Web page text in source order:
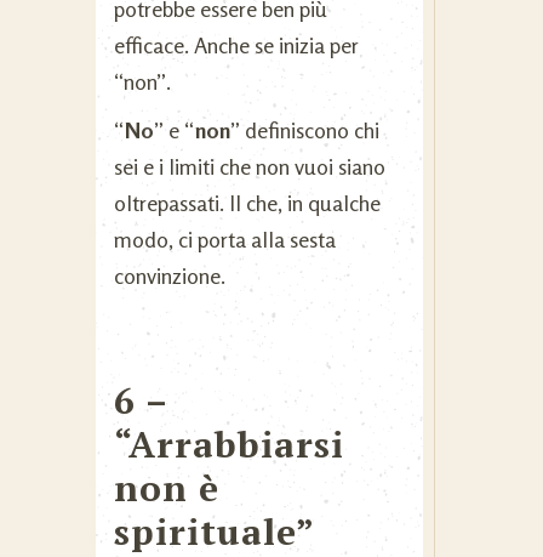
potrebbe essere ben più
efficace. Anche se inizia per
“non”.
“No” e “non” definiscono chi
sei e i limiti che non vuoi siano
oltrepassati. Il che, in qualche
modo, ci porta alla sesta
convinzione.
6 –
“Arrabbiarsi
non è
spirituale”